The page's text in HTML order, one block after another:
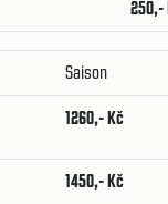
250,-
Saison
1260,- Kč
1450,- Kč